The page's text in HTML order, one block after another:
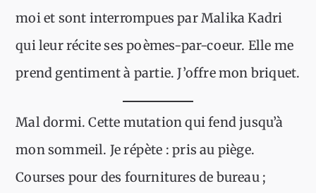
moi et sont interrompues par Malika Kadri
qui leur récite ses poèmes-par-coeur. Elle me
prend gentiment à partie. J’offre mon briquet.
Mal dormi. Cette mutation qui fend jusqu’à
mon sommeil. Je répète : pris au piège.
Courses pour des fournitures de bureau ;